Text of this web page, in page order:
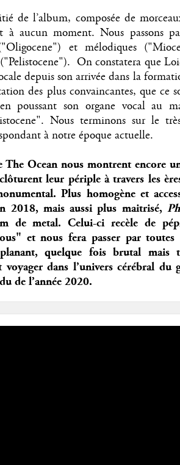
de l’album, composée de
aucun moment. Nous passons
et mélodiques
On constatera que
depuis son arrivée dans la
des plus convaincantes, que ce
poussant son organe vocal au
Nous terminons sur le
à notre époque actuelle.
The Ocean nous montrent encore
leur périple à travers les
Plus homogène et
2018, mais aussi plus maitrisé,
de metal. Celui-ci recèle de
et nous fera passer par
quelque fois brutal mais
voyager dans l’univers cérébral
de l’année 2020.